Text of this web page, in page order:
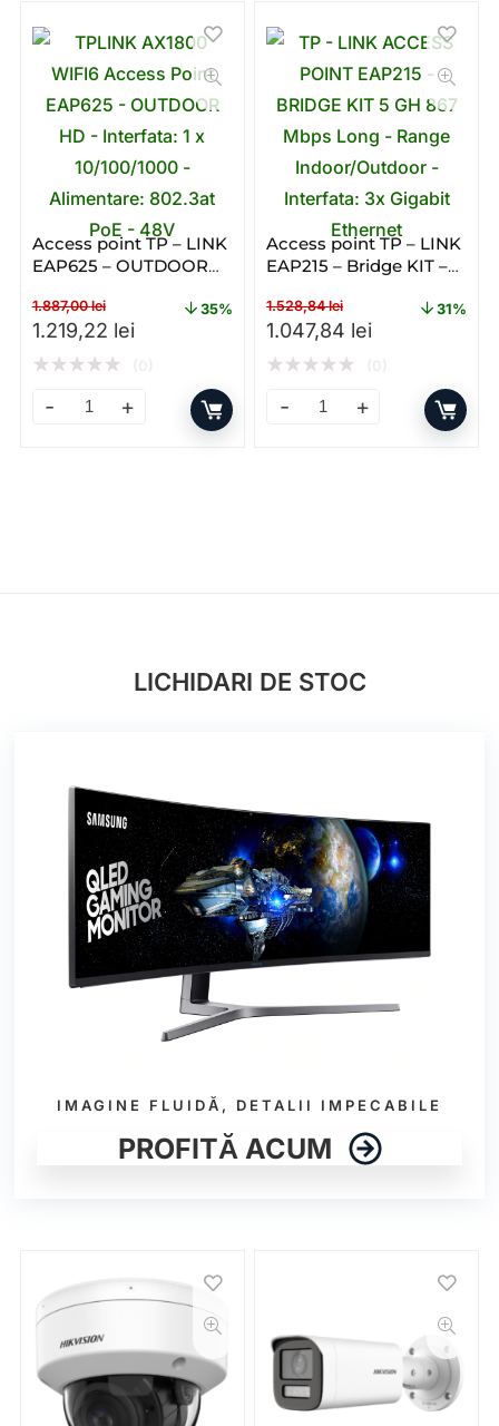
Access point TP – LINK
EAP625 – OUTDOOR
– WiFi 6 – AX
1.887,00lei
Prețul inițial a fost: 1.887,00 lei.
1.219,22 leiPrețul curent este: 1.219,22 lei.
35%
★★★★★
Access point TP – LINK EAP625 – OUTDOOR HD –
Access point TP – LINK
EAP215 – Bridge KIT –
Band – WI – FI
1.528,84lei
Prețul inițial a fost:
1.047,84 leiPrețul curent
31%
★★★★★
Access point TP – LINK
LICHIDARI DE STOC
IMAGINE FLUIDĂ, DETALII IMPECABILE
PROFITĂ ACUM